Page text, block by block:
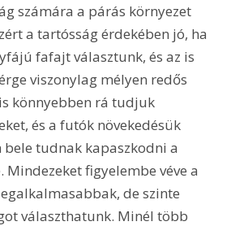
számára a párás környezet
a tartósság érdekében jó, ha
fafajt választunk, és az is
viszonylag mélyen redős
könnyebben rá tudjuk
és a futók növekedésük
tudnak kapaszkodni a
Mindezeket figyelembe véve a
de szinte
választhatunk. Minél több